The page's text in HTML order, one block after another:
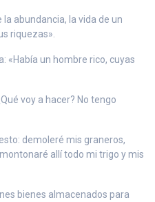
la abundancia, la vida de un
riquezas».
«Había un hombre rico, cuyas
voy a hacer? No tengo
demoleré mis graneros,
allí todo mi trigo y mis
bienes almacenados para